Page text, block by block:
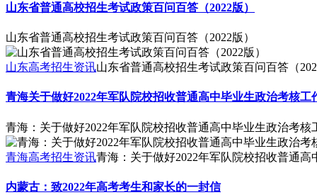
山东省普通高校招生考试政策百问百答（2022版）
山东省普通高校招生考试政策百问百答（2022版）
山东高考招生资讯山东省普通高校招生考试政策百问百答（
青海关于做好2022年军队院校招收普通高中毕业生政治考核工
青海：关于做好2022年军队院校招收普通高中毕业生政治考核
青海高考招生资讯青海：关于做好2022年军队院校招收普通
内蒙古：致2022年高考考生和家长的一封信